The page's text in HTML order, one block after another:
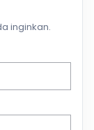
inginkan.